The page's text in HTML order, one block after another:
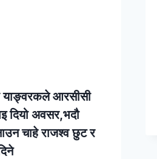
याङ्वरकले आरसीसी
दियो अवसर,भदौ
चाहे राजश्व छुट र